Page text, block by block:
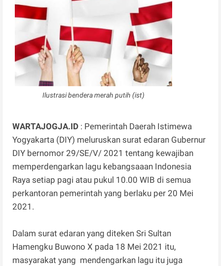
Ilustrasi bendera merah putih (ist)
WARTAJOGJA.ID : Pemerintah Daerah Istimewa
Yogyakarta (DIY) meluruskan surat edaran Gubernur
DIY bernomor 29/SE/V/ 2021 tentang kewajiban
memperdengarkan lagu kebangsaaan Indonesia
Raya setiap pagi atau pukul 10.00 WIB di semua
perkantoran pemerintah yang berlaku per 20 Mei
2021.
Dalam surat edaran yang diteken Sri Sultan
Hamengku Buwono X pada 18 Mei 2021 itu,
masyarakat yang mendengarkan lagu itu juga